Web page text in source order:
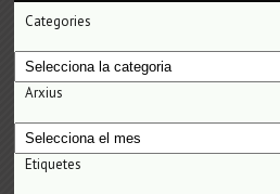
Categories
Categories
Arxius
Arxius
Etiquetes